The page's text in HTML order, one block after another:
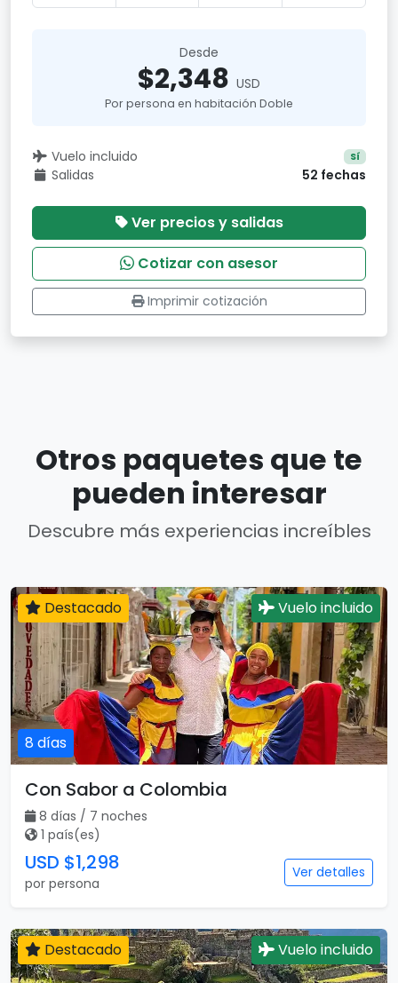
Desde
$2,348 USD
Por persona en habitación Doble
Vuelo incluido Sí
Salidas 52 fechas
Ver precios y salidas
Cotizar con asesor
Imprimir cotización
Otros paquetes que te
pueden interesar
Descubre más experiencias increíbles
8 días
Destacado Vuelo incluido
Con Sabor a Colombia
8 días / 7 noches
1 país(es)
USD $1,298
por persona
Ver detalles
Destacado Vuelo incluido